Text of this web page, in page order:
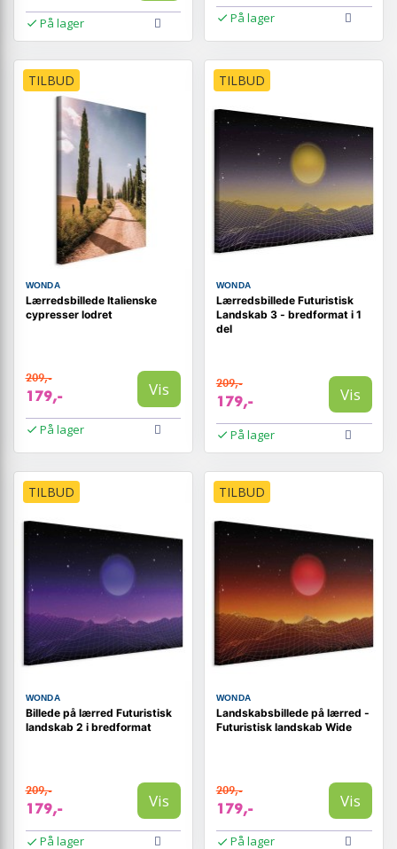
På lager På lager
TILBUD
WONDA
Lærredsbillede Italienske
cypresser lodret
209,-
179,- Vis
På lager
TILBUD
WONDA
Lærredsbillede Futuristisk
Landskab 3 - bredformat i 1
del
209,-
179,- Vis
På lager
TILBUD
WONDA
Billede på lærred Futuristisk
landskab 2 i bredformat
209,-
179,- Vis
På lager
TILBUD
WONDA
Landskabsbillede på lærred -
Futuristisk landskab Wide
209,-
179,- Vis
På lager